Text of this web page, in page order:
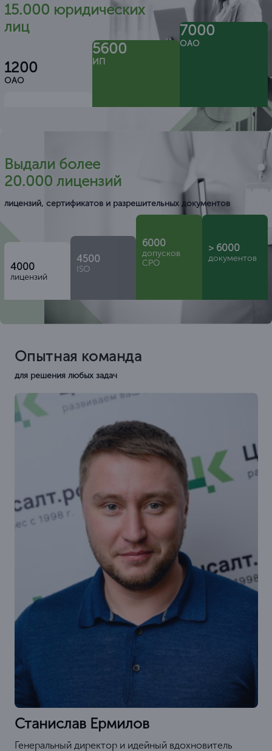
15.000 юридических
лиц
1200
ОАО
5600
ИП
7000
ОАО
Выдали более
20.000 лицензий
лицензий, сертификатов и разрешительных документов
4000
лицензий
4500
ISO
6000
допусков
СРО
> 6000
документов
Опытная команда
для решения любых задач
Станислав Ермилов
Генеральный директор и идейный вдохновитель